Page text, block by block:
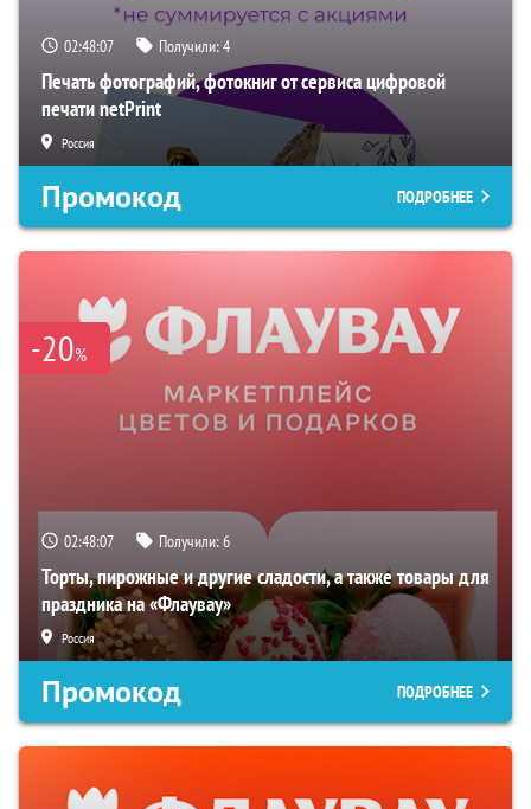
02:48:06 Получили:4
Печать фотографий, фотокниг от сервиса цифровой
печати netPrint
Россия
Промокод ПОДРОБНЕЕ
-20%
02:48:06 Получили:6
Торты, пирожные и другие сладости, а также товары для
праздника на «Флаувау»
Россия
Промокод ПОДРОБНЕЕ